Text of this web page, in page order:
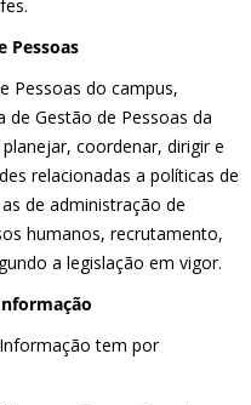
Pessoas
Pessoas do campus,
Gestão de Pessoas da
coordenar, dirigir e
relacionadas a políticas de
de administração de
humanos, recrutamento,
a legislação em vigor.
tem por